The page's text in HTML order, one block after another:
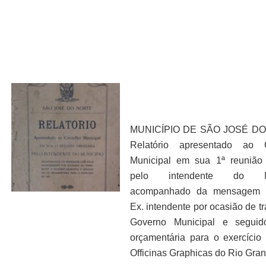
MUNICÍPIO DE SÃO JOSÉ
Relatório apresentado ao
Municipal em sua 1ª reunião
pelo intendente do
acompanhado da
Ex. intendente por ocasião de
Governo Municipal e
orçamentária para o exercício
Officinas Graphicas do Rio